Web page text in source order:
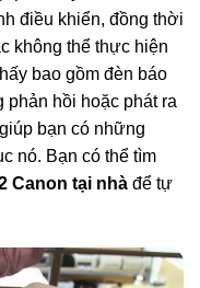
điều khiển, đồng thời
không thể thực hiện
bao gồm đèn báo
phản hồi hoặc phát ra
bạn có những
nó. Bạn có thể tìm
Canon tại nhà để tự